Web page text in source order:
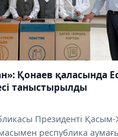
Қонаев қаласында
таныстырылды
Президенті
республика